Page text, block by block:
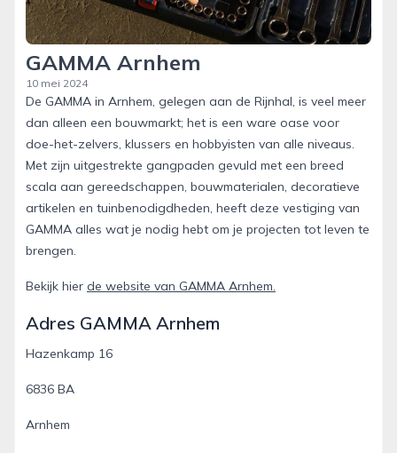
GAMMA Arnhem
10 mei 2024
De GAMMA in Arnhem, gelegen aan de Rijnhal, is veel meer
dan alleen een bouwmarkt; het is een ware oase voor
doe-het-zelvers, klussers en hobbyisten van alle niveaus.
Met zijn uitgestrekte gangpaden gevuld met een breed
scala aan gereedschappen, bouwmaterialen, decoratieve
artikelen en tuinbenodigdheden, heeft deze vestiging van
GAMMA alles wat je nodig hebt om je projecten tot leven te
brengen.
Bekijk hier de website van GAMMA Arnhem.
Adres GAMMA Arnhem
Hazenkamp 16
6836 BA
Arnhem